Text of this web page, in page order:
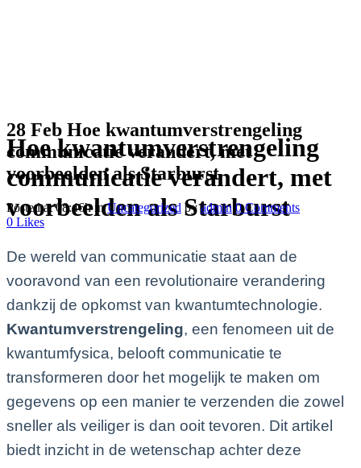
Hoe kwantumverstrengeling
communicatie verandert, met
voorbeelden als Starburst
28 Feb Hoe kwantumverstrengeling
communicatie verandert, met
voorbeelden als Starburst
Posted at 08:46hinUncategorized byadmin 0 Comments
0 Likes
De wereld van communicatie staat aan de
vooravond van een revolutionaire verandering
dankzij de opkomst van kwantumtechnologie.
Kwantumverstrengeling, een fenomeen uit de
kwantumfysica, belooft communicatie te
transformeren door het mogelijk te maken om
gegevens op een manier te verzenden die zowel
sneller als veiliger is dan ooit tevoren. Dit artikel
biedt inzicht in de wetenschap achter deze